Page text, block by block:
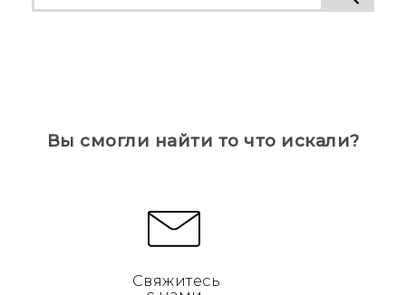
Вы смогли найти то что искали?
Свяжитесь